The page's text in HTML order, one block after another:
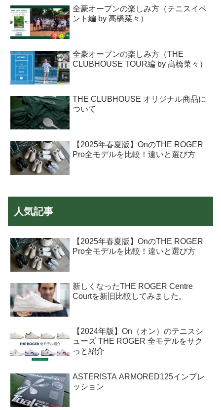
全豪オープンの楽しみ方（テニスイベ
ント編 by 髙橋菜々）
全豪オープンの楽しみ方（THE
CLUBHOUSE TOUR編 by 髙橋菜々）
THE CLUBHOUSE オリジナル商品に
ついて
【2025年春夏版】OnのTHE ROGER
Pro全モデルを比較！違いと選び方
人気記事
【2025年春夏版】OnのTHE ROGER
Pro全モデルを比較！違いと選び方
新しくなったTHE ROGER Centre
Courtを新旧比較してみました。
【2024年版】On（オン）のテニスシ
ューズ THE ROGER 全モデルをサク
っと紹介
ASTERISTA ARMORED125インプレ
ッション